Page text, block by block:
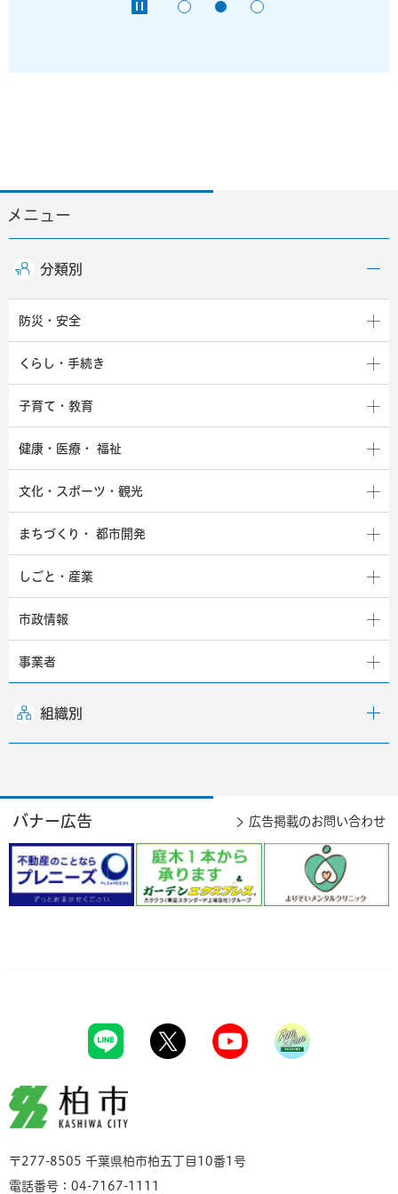
メニュー
分類別
防災・安全
くらし・手続き
子育て・教育
健康・医療・ 福祉
文化・スポーツ・観光
まちづくり・ 都市開発
しごと・産業
市政情報
事業者
組織別
バナー広告 広告掲載のお問い合わせ
柏市
〒277-8505 千葉県柏市柏五丁目10番1号
電話番号：04-7167-1111